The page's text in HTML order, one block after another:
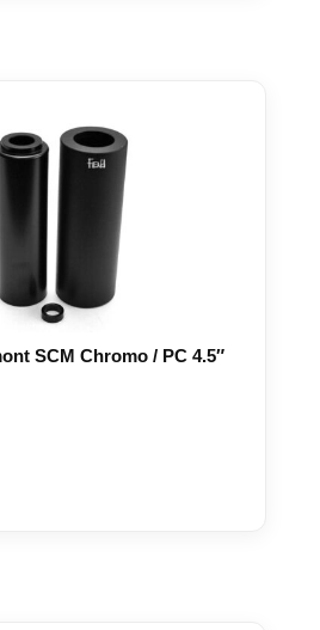
SCM Chromo / PC 4.5″